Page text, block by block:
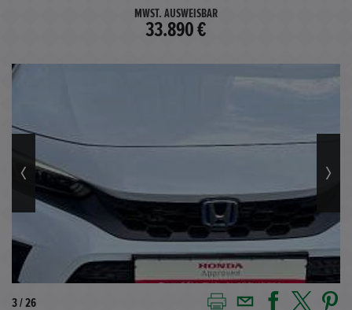
MWST. AUSWEISBAR
33.890 €
3 / 26